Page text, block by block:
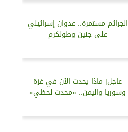
الجرائم مستمرة.. عدوان إسرائيلي
على جنين وطولكرم
عاجل| ماذا يحدث الآن في غزة
وسوريا واليمن.. «محدث لحظي»